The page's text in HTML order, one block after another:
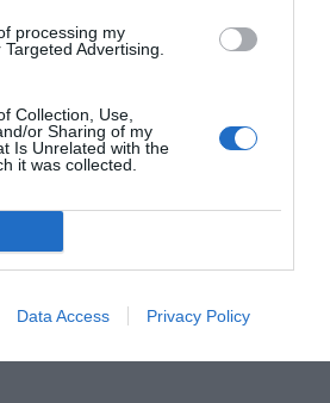
processing my
Advertising.
Collection, Use,
or Sharing of my
Is Unrelated with the
it was collected.
Data Access Privacy Policy